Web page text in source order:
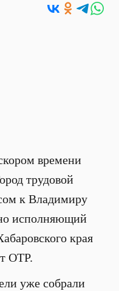
времени
трудовой
к Владимиру
исполняющий
края
ОТР.
уже собрали